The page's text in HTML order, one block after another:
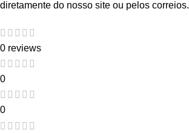
diretamente do nosso site ou pelos correios.
0 reviews
0
0